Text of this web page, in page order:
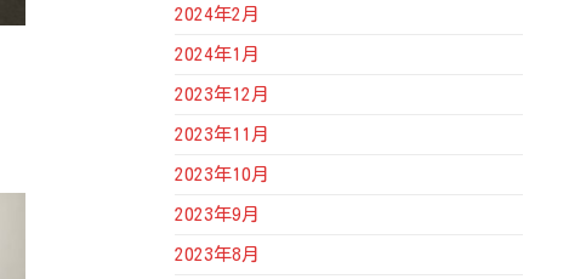
2024年2月
2024年1月
2023年12月
2023年11月
2023年10月
2023年9月
2023年8月